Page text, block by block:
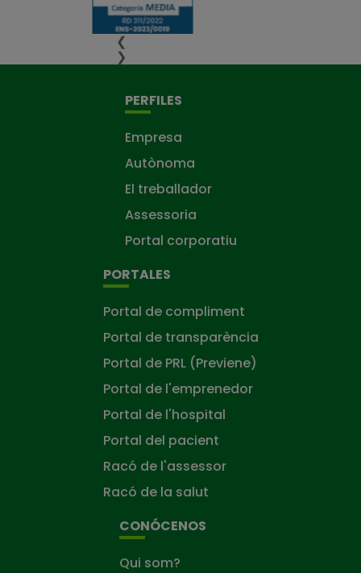
❮
❯
PERFILES
Empresa
Autònoma
El treballador
Assessoria
Portal corporatiu
PORTALES
Portal de compliment
Portal de transparència
Portal de PRL (Previene)
Portal de l'emprenedor
Portal de l'hospital
Portal del pacient
Racó de l'assessor
Racó de la salut
CONÓCENOS
Qui som?